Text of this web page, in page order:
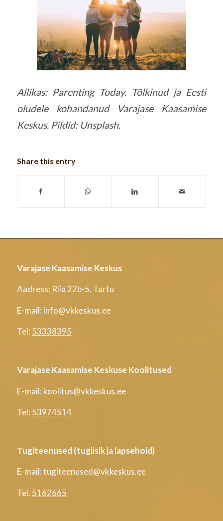
Allikas: Parenting Today. Tõlkinud ja Eesti
oludele kohandanud Varajase Kaasamise
Keskus. Pildid: Unsplash.
Share this entry
Varajase Kaasamise Keskus
Aadress: Riia 22b-5, Tartu
E-mail: info@vkkeskus.ee
Tel: 53338395
Varajase Kaasamise Keskuse Koolitused
E-mail: koolitus@vkkeskus.ee
Tel: 53974514
Tugiteenused (tugiisik ja lapsehoid)
E-mail: tugiteenused@vkkeskus.ee
Tel. 5162665